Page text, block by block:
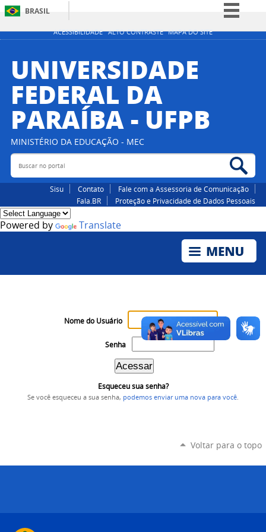
ACESSIBILIDADE ALTO CONTRASTE MAPA DO SITE
BRASIL
Simplifique!
Participe
Acesso à informação
Canais
UNIVERSIDADE
FEDERAL DA
PARAÍBA - UFPB
MINISTÉRIO DA EDUCAÇÃO - MEC
Buscar no portal
Sisu Contato
Fale com a Assessoria de Comunicação
Fala.BR
Proteção e Privacidade de Dados Pessoais
Powered by Translate
Nome do Usuário
Senha
Esqueceu sua senha?
Se você esqueceu a sua senha, podemos enviar uma nova para você
Voltar para o topo